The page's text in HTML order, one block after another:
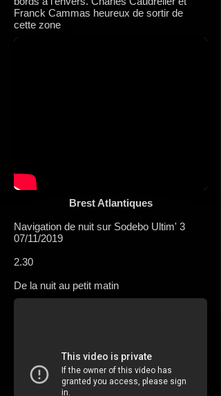
Franck Cammas heureux de sortir de
cette zone
Brest Atlantiques
Navigation de nuit sur Sodebo Ultim' 3
07/11/2019
2.30
De la nuit au petit matin